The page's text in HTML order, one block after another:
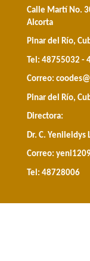
Calle Martí No.
Alcorta
Pinar del Río,
Tel: 48755032
Correo:
Pinar del Río,
Directora:
Dr. C. Yenileidys
Correo:
Tel: 48728006